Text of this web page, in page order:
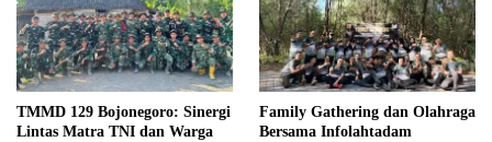
TMMD 129 Bojonegoro: Sinergi
Lintas Matra TNI dan Warga
Family Gathering dan Olahraga
Bersama Infolahtadam